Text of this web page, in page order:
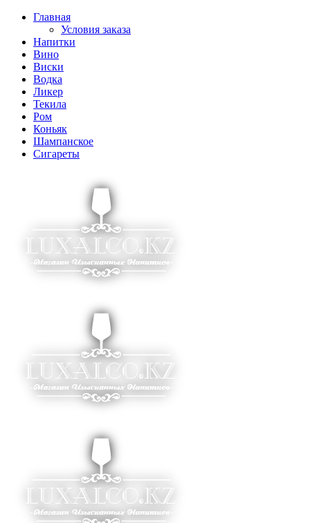
Главная
Условия заказа
Напитки
Вино
Виски
Водка
Ликер
Текила
Ром
Коньяк
Шампанское
Сигареты